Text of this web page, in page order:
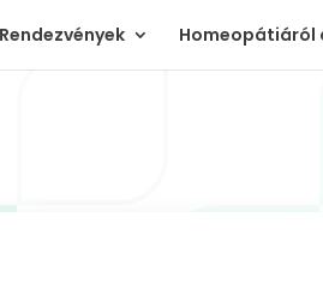
Rendezvények Homeopátiáról